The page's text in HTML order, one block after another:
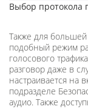
Выбор протокола
Также для
подобный режим
голосового
разговор даже в
настраивается на
подразделе
аудио. Также